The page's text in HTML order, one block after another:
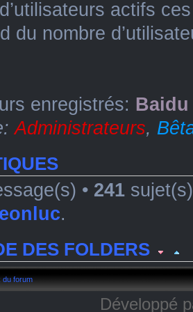
actifs
du nombre
enregistrés:
Administrateurs,
• 241
.
DES FOLDERS
Forum avec sous-
du forum
Développé